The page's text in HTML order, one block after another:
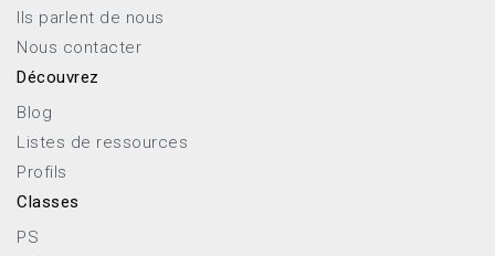
Ils parlent de nous
Nous contacter
Découvrez
Blog
Listes de ressources
Profils
Classes
PS